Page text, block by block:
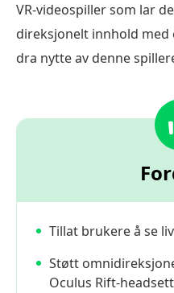
VR-videospiller som lar
direksjonelt innhold med
dra nytte av denne
Tillat brukere å se
Støtt
Oculus Rift-